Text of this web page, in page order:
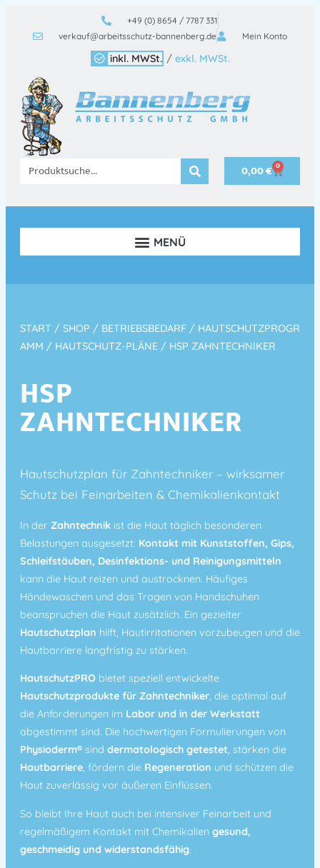
+49 (0) 8654 / 7787 331
verkauf@arbeitsschutz-bannenberg.de
Mein Konto
inkl. MWSt. / exkl. MWSt.
0,00€ 0
START / SHOP / BETRIEBSBEDARF / HAUTSCHUTZPROGR
AMM / HAUTSCHUTZ-PLÄNE / HSP ZAHNTECHNIKER
HSP
ZAHNTECHNIKER
Hautschutzplan für Zahntechniker – wirksamer
Schutz bei Feinarbeiten & Chemikalienkontakt
In der Zahntechnik ist die Haut täglich besonderen
Belastungen ausgesetzt: Kontakt mit Kunststoffen, Gips,
Schleifstäuben, Desinfektions- und Reinigungsmitteln
kann die Haut reizen und austrocknen. Häufiges
Händewaschen und das Tragen von Handschuhen
beanspruchen die Haut zusätzlich. Ein gezielter
Hautschutzplan hilft, Hautirritationen vorzubeugen und die
Hautbarriere langfristig zu stärken.
HautschutzPRO bietet speziell entwickelte
Hautschutzprodukte für Zahntechniker, die optimal auf
die Anforderungen im Labor und in der Werkstatt
abgestimmt sind. Die hochwertigen Formulierungen von
Physioderm® sind dermatologisch getestet, stärken die
Hautbarriere, fördern die Regeneration und schützen die
Haut zuverlässig vor äußeren Einflüssen.
So bleibt Ihre Haut auch bei intensiver Feinarbeit und
regelmäßigem Kontakt mit Chemikalien gesund,
geschmeidig und widerstandsfähig.